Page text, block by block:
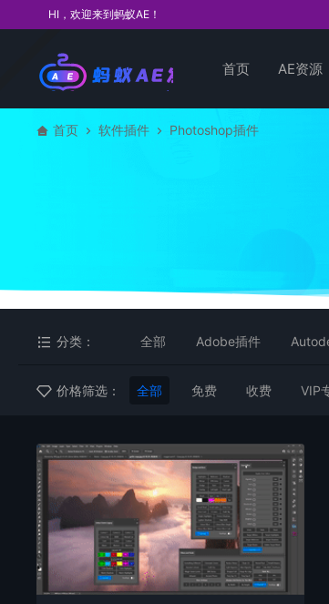
HI，欢迎来到蚂蚁AE！
首页 AE资源
首页 软件插件 Photoshop插件
分类： 全部 Adobe插件
价格筛选： 全部 免费 收费 VIP